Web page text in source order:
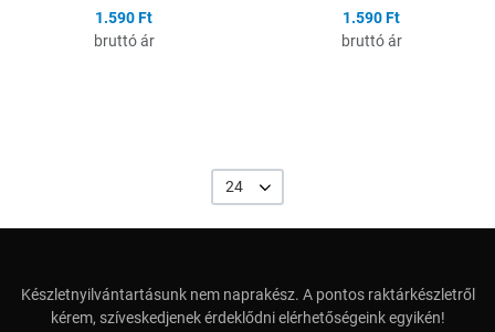
1.590 Ft
bruttó ár
1.590 Ft
bruttó ár
24
Készletnyilvántartásunk nem naprakész. A pontos raktárkészletről
kérem, szíveskedjenek érdeklődni elérhetőségeink egyikén!